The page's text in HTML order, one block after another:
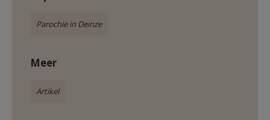
Parochie in Deinze
Meer
Artikel